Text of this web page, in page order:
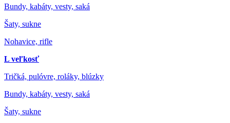
Bundy, kabáty, vesty, saká
Šaty, sukne
Nohavice, rifle
L veľkosť
Tričká, pulóvre, roláky, blúzky
Bundy, kabáty, vesty, saká
Šaty, sukne